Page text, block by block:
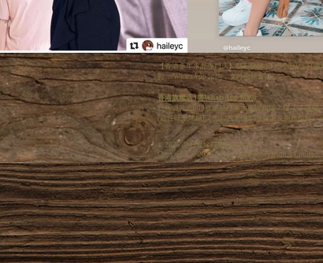
【香港多年水晶專門店】晶石良緣 CF Crystal 主打
對一 WhatsApp 諮詢，支持全球寄送。
香港旗艦店 (需WhatsApp 預約):
旺角彌敦道608號總統商業大廈W商場 2 樓 246 號舖
(近住旺角地鐵E2 出口百老匯戲院對面及商務格離)
© 2026 晶石良緣國際有限公司
Copyright © 2026 Crystal Fate International Limited.